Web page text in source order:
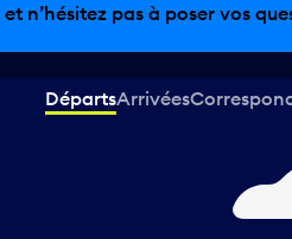
taxes, offres
DépartsArrivées